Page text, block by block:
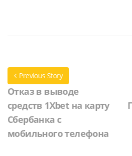
Previous Story
Отказ в выводе
средств 1Xbet на карту
Сбербанка с
мобильного телефона